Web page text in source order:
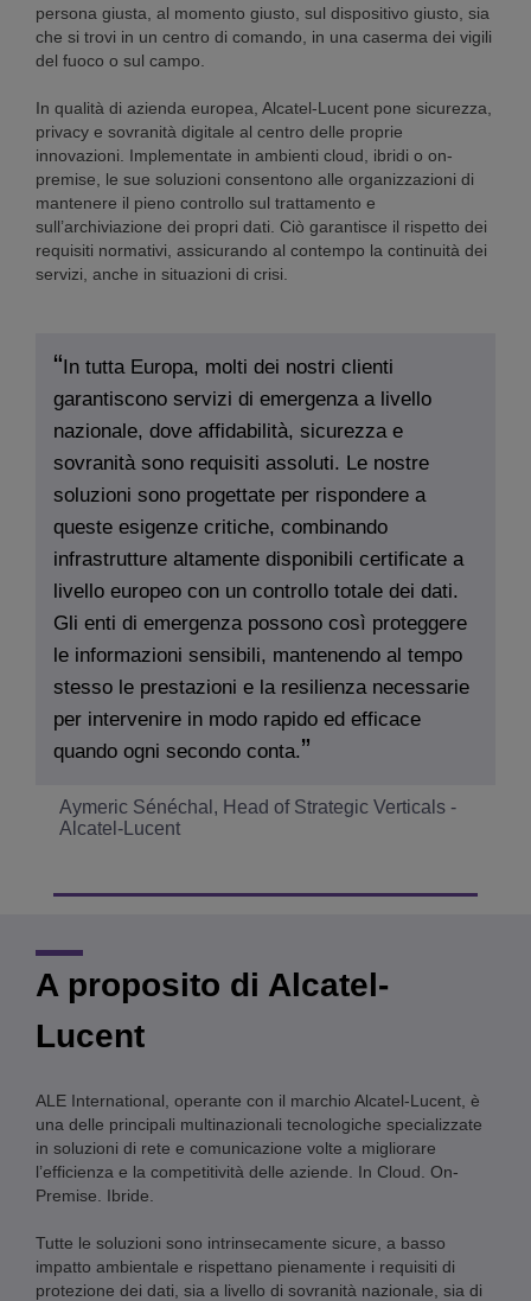
persona giusta, al momento giusto, sul dispositivo giusto, sia
che si trovi in un centro di comando, in una caserma dei vigili
del fuoco o sul campo.
In qualità di azienda europea, Alcatel-Lucent pone sicurezza,
privacy e sovranità digitale al centro delle proprie
innovazioni. Implementate in ambienti cloud, ibridi o on-
premise, le sue soluzioni consentono alle organizzazioni di
mantenere il pieno controllo sul trattamento e
sull’archiviazione dei propri dati. Ciò garantisce il rispetto dei
requisiti normativi, assicurando al contempo la continuità dei
servizi, anche in situazioni di crisi.
In tutta Europa, molti dei nostri clienti
garantiscono servizi di emergenza a livello
nazionale, dove affidabilità, sicurezza e
sovranità sono requisiti assoluti. Le nostre
soluzioni sono progettate per rispondere a
queste esigenze critiche, combinando
infrastrutture altamente disponibili certificate a
livello europeo con un controllo totale dei dati.
Gli enti di emergenza possono così proteggere
le informazioni sensibili, mantenendo al tempo
stesso le prestazioni e la resilienza necessarie
per intervenire in modo rapido ed efficace
quando ogni secondo conta.
Aymeric Sénéchal, Head of Strategic Verticals -
Alcatel-Lucent
A proposito di Alcatel-
Lucent
ALE International, operante con il marchio Alcatel-Lucent, è
una delle principali multinazionali tecnologiche specializzate
in soluzioni di rete e comunicazione volte a migliorare
l’efficienza e la competitività delle aziende. In Cloud. On-
Premise. Ibride.
Tutte le soluzioni sono intrinsecamente sicure, a basso
impatto ambientale e rispettano pienamente i requisiti di
protezione dei dati, sia a livello di sovranità nazionale, sia di